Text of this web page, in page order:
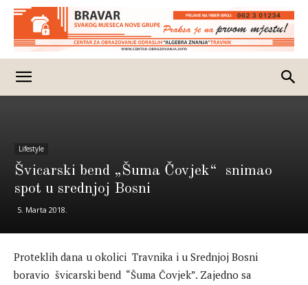
Lifestyle
Švicarski bend „Šuma Čovjek“ snimao
spot u srednjoj Bosni
5. Marta 2018.
Proteklih dana u okolici Travnika i u Srednjoj Bosni
boravio švicarski bend “Šuma Čovjek”. Zajedno sa